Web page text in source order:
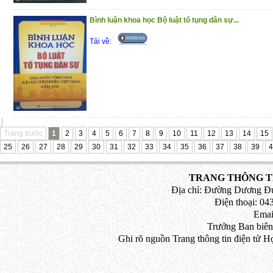
Bình luận khoa học Bộ luật tố tụng dân sự...
Tải về:
Trang trước 1 2 3 4 5 6 7 8 9 10 11 12 13 14
15
25
26 27 28 29 30 31 32 33 34 35 36 37 38 39
TRANG THÔNG
Địa chỉ: Đường Dương
Điện thoại:
Trưởng Ban
Ghi rõ nguồn Trang thông tin điện tử